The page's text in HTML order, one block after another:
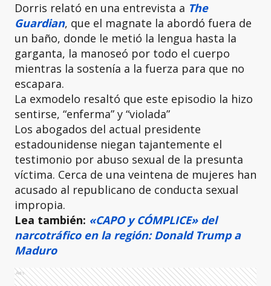
Dorris relató en una entrevista a The
Guardian, que el magnate la abordó fuera de
un baño, donde le metió la lengua hasta la
garganta, la manoseó por todo el cuerpo
mientras la sostenía a la fuerza para que no
escapara.
La exmodelo resaltó que este episodio la hizo
sentirse, “enferma” y “violada”
Los abogados del actual presidente
estadounidense niegan tajantemente el
testimonio por abuso sexual de la presunta
víctima. Cerca de una veintena de mujeres han
acusado al republicano de conducta sexual
impropia.
Lea también: «CAPO y CÓMPLICE» del
narcotráfico en la región: Donald Trump a
Maduro
Ads